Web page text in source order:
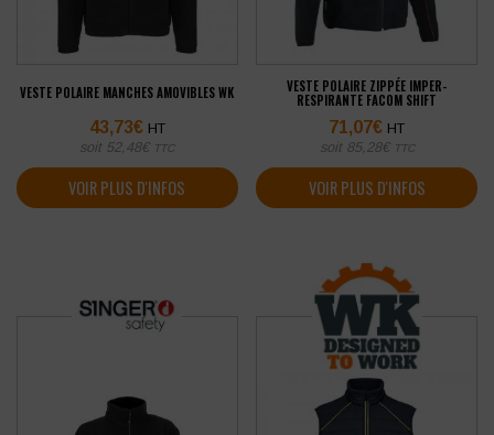
VESTE POLAIRE MANCHES AMOVIBLES WK
43,73€ HT
soit 52,48€ TTC
VOIR PLUS D'INFOS
VESTE POLAIRE ZIPPÉE IMPER-
RESPIRANTE FACOM SHIFT
71,07€ HT
soit 85,28€ TTC
VOIR PLUS D'INFOS